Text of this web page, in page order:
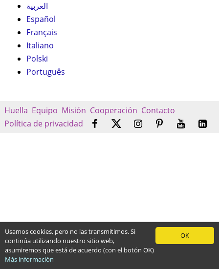
العربية
Español
Français
Italiano
Polski
Português
Huella Equipo Misión Cooperación Contacto
Política de privacidad
OK
Usamos cookies, pero no las transmitimos. Si
continúa utilizando nuestro sitio web,
asumiremos que está de acuerdo (con el botón OK)
Más información